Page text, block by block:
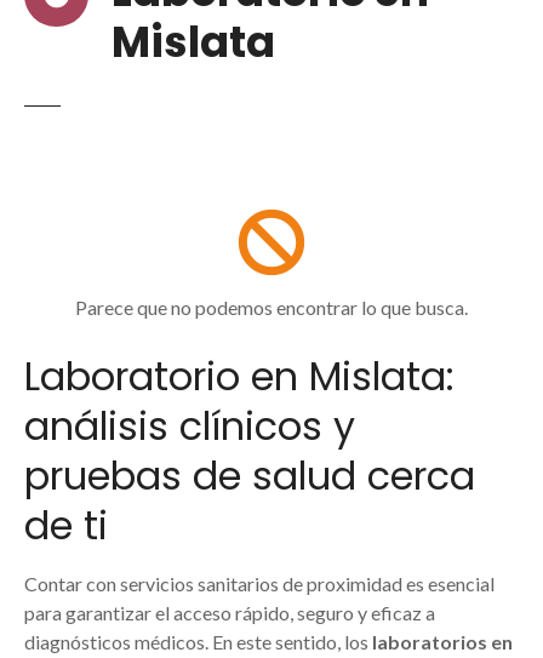
Mislata
Parece que no podemos encontrar lo que busca.
Laboratorio en Mislata:
análisis clínicos y
pruebas de salud cerca
de ti
Contar con servicios sanitarios de proximidad es esencial
para garantizar el acceso rápido, seguro y eficaz a
diagnósticos médicos. En este sentido, los laboratorios en